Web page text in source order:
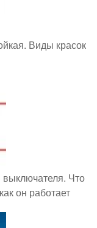
Виды красок
Что
он работает